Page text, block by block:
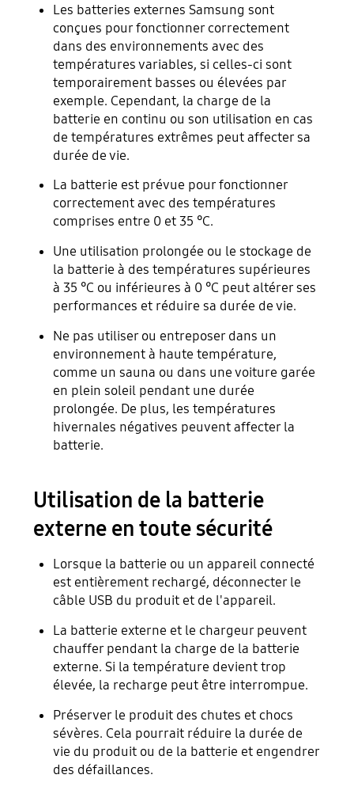
Les batteries externes Samsung sont
conçues pour fonctionner correctement
dans des environnements avec des
températures variables, si celles-ci sont
temporairement basses ou élevées par
exemple. Cependant, la charge de la
batterie en continu ou son utilisation en cas
de températures extrêmes peut affecter sa
durée de vie.
La batterie est prévue pour fonctionner
correctement avec des températures
comprises entre 0 et 35 °C.
Une utilisation prolongée ou le stockage de
la batterie à des températures supérieures
à 35 °C ou inférieures à 0 °C peut altérer ses
performances et réduire sa durée de vie.
Ne pas utiliser ou entreposer dans un
environnement à haute température,
comme un sauna ou dans une voiture garée
en plein soleil pendant une durée
prolongée. De plus, les températures
hivernales négatives peuvent affecter la
batterie.
Utilisation de la batterie
externe en toute sécurité
Lorsque la batterie ou un appareil connecté
est entièrement rechargé, déconnecter le
câble USB du produit et de l'appareil.
La batterie externe et le chargeur peuvent
chauffer pendant la charge de la batterie
externe. Si la température devient trop
élevée, la recharge peut être interrompue.
Préserver le produit des chutes et chocs
sévères. Cela pourrait réduire la durée de
vie du produit ou de la batterie et engendrer
des défaillances.